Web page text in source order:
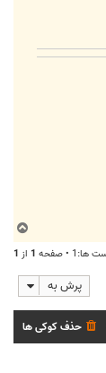
ا
• صفحه 1 از 1
پرش به
حذف کوکی ها